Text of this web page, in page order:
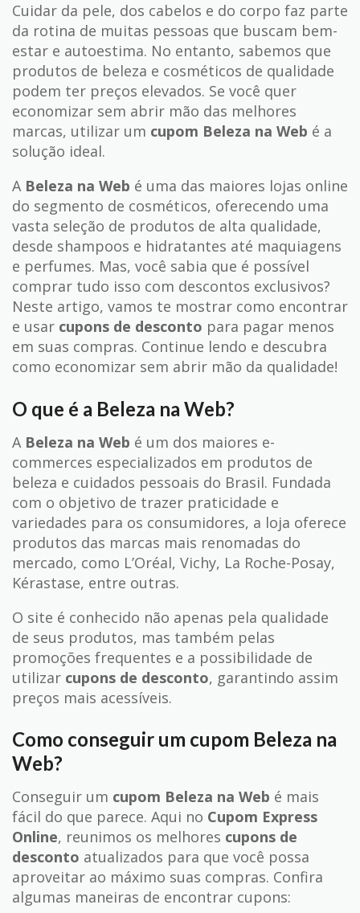
Cuidar da pele, dos cabelos e do corpo faz parte
da rotina de muitas pessoas que buscam bem-
estar e autoestima. No entanto, sabemos que
produtos de beleza e cosméticos de qualidade
podem ter preços elevados. Se você quer
economizar sem abrir mão das melhores
marcas, utilizar um cupom Beleza na Web é a
solução ideal.
A Beleza na Web é uma das maiores lojas online
do segmento de cosméticos, oferecendo uma
vasta seleção de produtos de alta qualidade,
desde shampoos e hidratantes até maquiagens
e perfumes. Mas, você sabia que é possível
comprar tudo isso com descontos exclusivos?
Neste artigo, vamos te mostrar como encontrar
e usar cupons de desconto para pagar menos
em suas compras. Continue lendo e descubra
como economizar sem abrir mão da qualidade!
O que é a Beleza na Web?
A Beleza na Web é um dos maiores e-
commerces especializados em produtos de
beleza e cuidados pessoais do Brasil. Fundada
com o objetivo de trazer praticidade e
variedades para os consumidores, a loja oferece
produtos das marcas mais renomadas do
mercado, como L’Oréal, Vichy, La Roche-Posay,
Kérastase, entre outras.
O site é conhecido não apenas pela qualidade
de seus produtos, mas também pelas
promoções frequentes e a possibilidade de
utilizar cupons de desconto, garantindo assim
preços mais acessíveis.
Como conseguir um cupom Beleza na
Web?
Conseguir um cupom Beleza na Web é mais
fácil do que parece. Aqui no Cupom Express
Online, reunimos os melhores cupons de
desconto atualizados para que você possa
aproveitar ao máximo suas compras. Confira
algumas maneiras de encontrar cupons: